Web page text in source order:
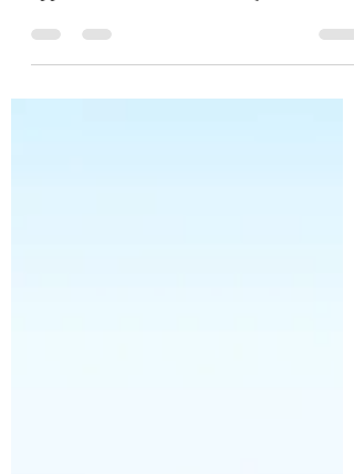
apprenons les différentes façons de